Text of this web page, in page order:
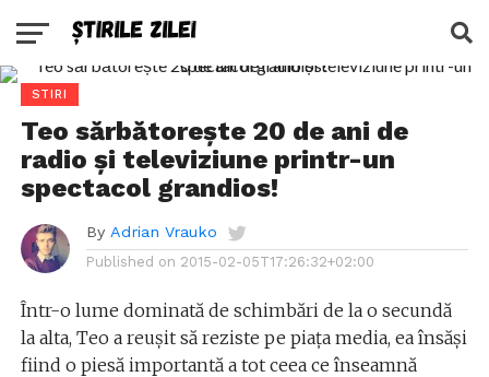
STIRI
Teo sărbătorește 20 de ani de
radio și televiziune printr-un
spectacol grandios!
By Adrian Vrauko
Published on 2015-02-05T17:26:32+02:00
Într-o lume dominată de schimbări de la o secundă
la alta, Teo a reușit să reziste pe piața media, ea însăși
fiind o piesă importantă a tot ceea ce înseamnă